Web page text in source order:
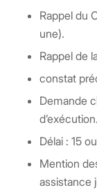
Rappel du
une).
Rappel de
constat
Demande
d’exécution.
Délai : 15
Mention
assistance